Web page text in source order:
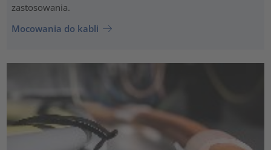
zastosowania.
Mocowania do kabli